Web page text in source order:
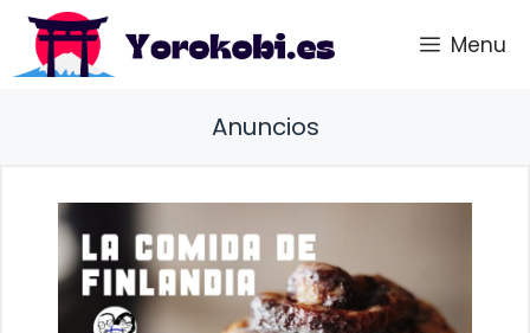
Saltar
contenido
Menu
Anuncios